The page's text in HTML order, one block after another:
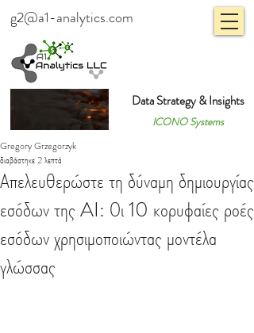
g2@a1-analytics.com
Data Strategy & Insights
ICONO Systems
Απελευθερώστε τη δύναμη δημιουργίας
εσόδων της AI: Οι 10 κορυφαίες ροές
εσόδων χρησιμοποιώντας μοντέλα
γλώσσας
Gregory Grzegorzyk
διαβάστηκε 2 λεπτά